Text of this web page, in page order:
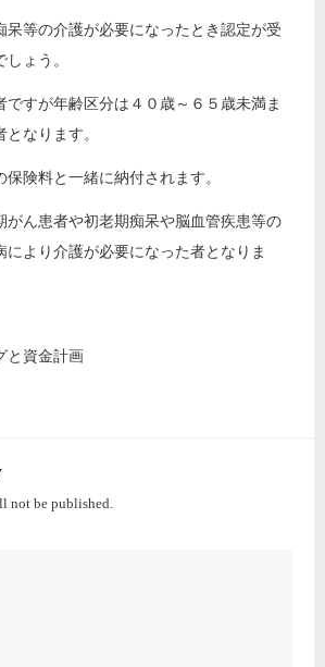
呆等の介護が必要になったとき認定が受
ょう。
ですが年齢区分は４０歳～６５歳未満ま
なります。
険料と一緒に納付されます。
がん患者や初老期痴呆や脳血管疾患等の
により介護が必要になった者となりま
と資金計画
not be published.